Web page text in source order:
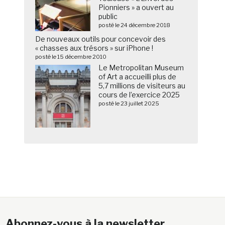
Pionniers » a ouvert au
public
posté le 24 décembre 2018
De nouveaux outils pour concevoir des
« chasses aux trésors » sur iPhone !
posté le 15 décembre 2010
Le Metropolitan Museum
of Art a accueilli plus de
5,7 millions de visiteurs au
cours de l’exercice 2025
posté le 23 juillet 2025